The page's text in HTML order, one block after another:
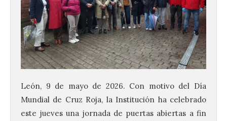
León, 9 de mayo de 2026. Con motivo del Día
Mundial de Cruz Roja, la Institución ha celebrado
este jueves una jornada de puertas abiertas a fin